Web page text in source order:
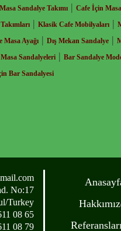
Sandalye Takımı | Cafe İçin
| Klasik Cafe Mobilyaları |
Masa Ayağı | Dış Mekan Sandalye |
Sandalyeleri | Bar Sandalye
Bar Sandalyesi
No:17
Turkey
08 65
08 79